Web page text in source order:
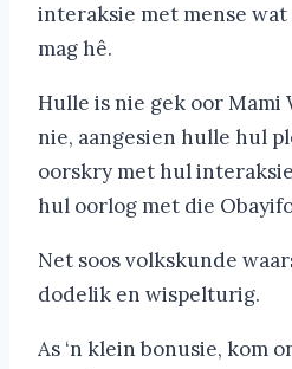
interaksie met mense
mag hê.
Hulle is nie gek oor Mami
nie, aangesien hulle hul
oorskry met hul
hul oorlog met die
Net soos volkskunde
dodelik en wispelturig.
As ‘n klein bonusie, kom